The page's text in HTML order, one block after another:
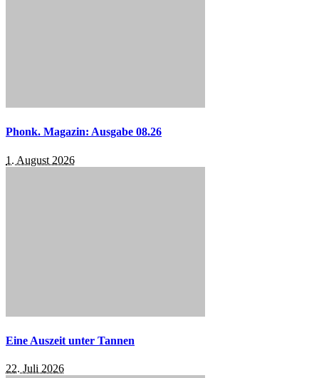
Phonk. Magazin: Ausgabe 08.26
1. August 2026
Eine Auszeit unter Tannen
22. Juli 2026